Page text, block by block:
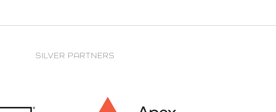
SILVER PARTNERS